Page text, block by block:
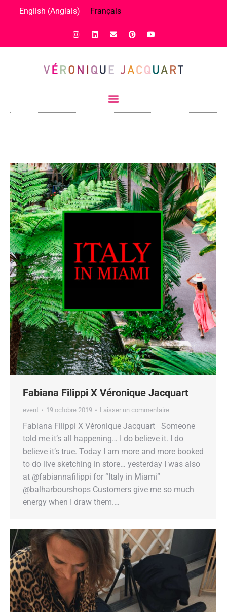
English (Anglais) Français
Fabiana Filippi X Véronique Jacquart
event 19 octobre 2019 Laisser un commentaire
Fabiana Filippi X Véronique Jacquart Someone
told me it’s all happening… I do believe it. I do
believe it’s true. Today I am more and more booked
to do live sketching in store… yesterday I was also
at @fabiannafilippi for “Italy in Miami”
@balharbourshops Customers give me so much
energy when I draw them.…